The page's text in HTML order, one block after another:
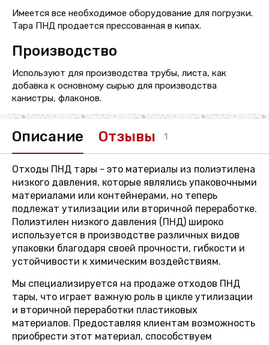
Имеется все необходимое оборудование для погрузки.
Тара ПНД продается прессованная в кипах.
Производство
Используют для производства трубы, листа, как
добавка к основному сырью для производства
канистры, флаконов.
Описание Отзывы 1
Отходы ПНД тары - это материалы из полиэтилена
низкого давления, которые являлись упаковочными
материалами или контейнерами, но теперь
подлежат утилизации или вторичной переработке.
Полиэтилен низкого давления (ПНД) широко
используется в производстве различных видов
упаковки благодаря своей прочности, гибкости и
устойчивости к химическим воздействиям.
Мы специализируется на продаже отходов ПНД
тары, что играет важную роль в цикле утилизации
и вторичной переработки пластиковых
материалов. Предоставляя клиентам возможность
приобрести этот материал, способствуем